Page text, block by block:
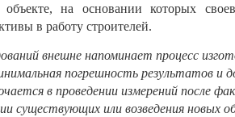
на основании которых
в работу строителей.
внешне напоминает процесс
погрешность результатов и
в проведении измерений после
существующих или возведения новых